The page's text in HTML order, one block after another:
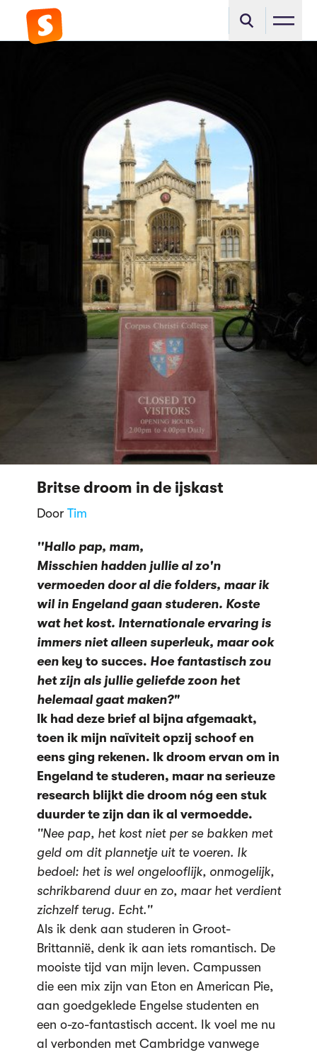
Britse droom in de ijskast
Door Tim
''Hallo pap, mam,
Misschien hadden jullie al zo'n
vermoeden door al die folders, maar ik
wil in Engeland gaan studeren. Koste
wat het kost. Internationale ervaring is
immers niet alleen superleuk, maar ook
een key to succes. Hoe fantastisch zou
het zijn als jullie geliefde zoon het
helemaal gaat maken?"
Ik had deze brief al bijna afgemaakt,
toen ik mijn naïviteit opzij schoof en
eens ging rekenen. Ik droom ervan om in
Engeland te studeren, maar na serieuze
research blijkt die droom nóg een stuk
duurder te zijn dan ik al vermoedde.
''Nee pap, het kost niet per se bakken met
geld om dit plannetje uit te voeren. Ik
bedoel: het is wel ongelooflijk, onmogelijk,
schrikbarend duur en zo, maar het verdient
zichzelf terug. Echt.''
Als ik denk aan studeren in Groot-
Brittannië, denk ik aan iets romantisch. De
mooiste tijd van mijn leven. Campussen
die een mix zijn van Eton en American Pie,
aan goedgeklede Engelse studenten en
een o-zo-fantastisch accent. Ik voel me nu
al verbonden met Cambridge vanwege